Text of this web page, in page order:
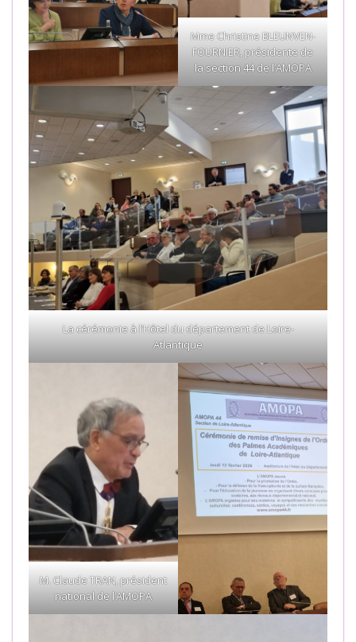
Mme Christine BLEUNVEN-
FOURNIER, présidente de
la section 44 de l’AMOPA
La cérémonie à l’Hôtel du département de Loire-
Atlantique
M. Claude TRAN, président
national de l’AMOPA